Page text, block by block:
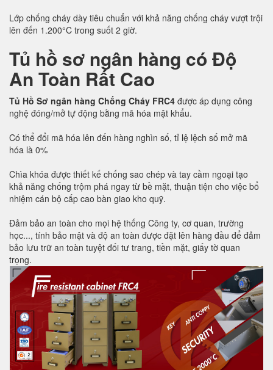
Lớp chống cháy dày tiêu chuẩn với khả năng chống cháy vượt trội
lên đến 1.200°C trong suốt 2 giờ.
Tủ hồ sơ ngân hàng có Độ
An Toàn Rất Cao
Tủ Hồ Sơ ngân hàng Chống Cháy FRC4 được áp dụng công
nghệ đóng/mở tự động bằng mã hóa mật khẩu.
Có thể đổi mã hóa lên đến hàng nghìn số, tỉ lệ lệch số mở mã
hóa là 0%
Chìa khóa được thiết kế chống sao chép và tay cầm ngoại tạo
khả năng chống trộm phá ngay từ bề mặt, thuận tiện cho việc bổ
nhiệm cán bộ cấp cao bàn giao kho quỹ.
Đảm bảo an toàn cho mọi hệ thống Công ty, cơ quan, trường
học..., tính bảo mật và độ an toàn được đặt lên hàng đầu để đảm
bảo lưu trữ an toàn tuyệt đối tư trang, tiền mặt, giấy tờ quan
trọng.